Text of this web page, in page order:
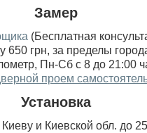
Замер
(Бесплатная
650 грн, за пределы
Пн-Сб с 8 до 21:00
проем
Установка
и Киевской обл. до